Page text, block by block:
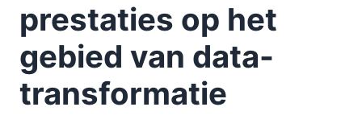
prestaties op het
gebied van data-
transformatie